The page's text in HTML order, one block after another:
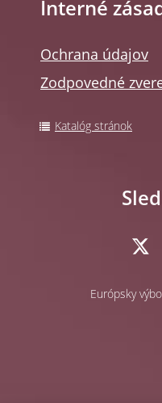
Interné
Ochrana údajov
Zodpovedné
Katalóg stránok
Európsky